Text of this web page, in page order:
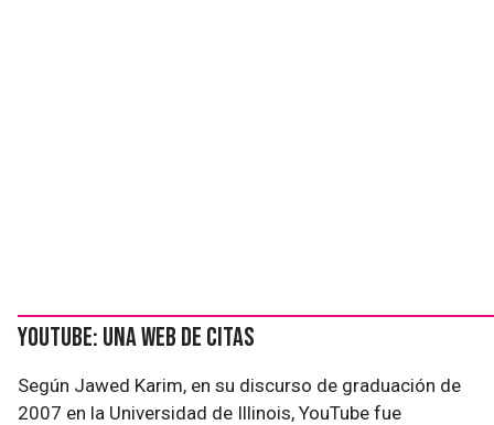
YouTube: una web de citas
Según Jawed Karim, en su discurso de graduación de
2007 en la Universidad de Illinois, YouTube fue